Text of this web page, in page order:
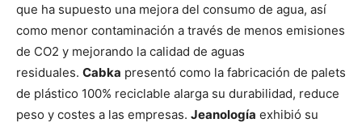
que ha supuesto una mejora del consumo de agua, así
como menor contaminación a través de menos emisiones
de CO2 y mejorando la calidad de aguas
residuales. Cabka presentó como la fabricación de palets
de plástico 100% reciclable alarga su durabilidad, reduce
peso y costes a las empresas. Jeanología exhibió su